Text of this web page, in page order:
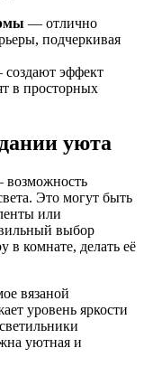
— отлично
подчеркивая
эффект
в просторных
уюта
возможность
Это могут быть
или
выбор
в комнате, делать её
вязаной
уровень яркости
уютная и